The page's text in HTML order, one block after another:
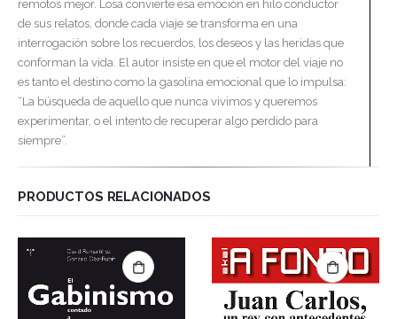
remotos mejor. Losa convierte esa emoción en hilo conductor
de sus relatos, donde cada viaje se transforma en una
interrogación sobre los recuerdos, los deseos y las heridas que
conforman la vida. El autor insiste en que el motor del viaje no
es tanto el destino como la gasolina emocional que lo impulsa:
“La búsqueda de aquello que nunca vivimos y queremos
experimentar, o el intento de recuperar algo perdido para
siempre”.
PRODUCTOS RELACIONADOS